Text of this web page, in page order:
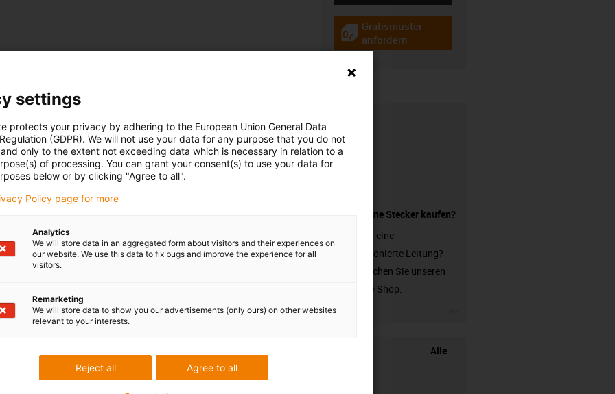
igus-icon-gratismuster
Gratismuster
anfordern
Leitung ohne Stecker kaufen?
Sie suchen eine
unkonfektionierte Leitung?
Dann besuchen Sie unseren
chainflex® Shop.
Alle
settings
protects your privacy by adhering to the European Union General Data
(GDPR). We will not use your data for any purpose that you do not
only to the extent not exceeding data which is necessary in relation to a
of processing. You can grant your consent(s) to use your data for
below or by clicking "Agree to all".
Policy page for more
Analytics
We will store data in an aggregated form about visitors and their experiences on
our website. We use this data to fix bugs and improve the experience for all
visitors.
Remarketing
We will store data to show you our advertisements (only ours) on other websites
relevant to your interests.
Agree to all
Reject all